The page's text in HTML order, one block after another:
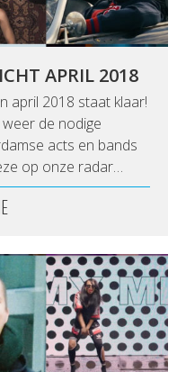
APRIL 2018
april 2018 staat klaar!
de nodige
acts en bands
op onze radar…